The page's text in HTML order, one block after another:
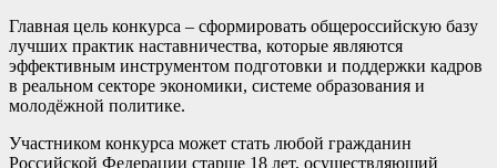
Главная цель конкурса – сформировать общероссийскую базу
лучших практик наставничества, которые являются
эффективным инструментом подготовки и поддержки кадров
в реальном секторе экономики, системе образования и
молодёжной политике.
Участником конкурса может стать любой гражданин
Российской Федерации старше 18 лет, осуществляющий